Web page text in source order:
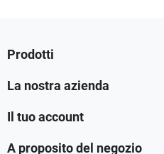
Prodotti
La nostra azienda
Il tuo account
A proposito del negozio